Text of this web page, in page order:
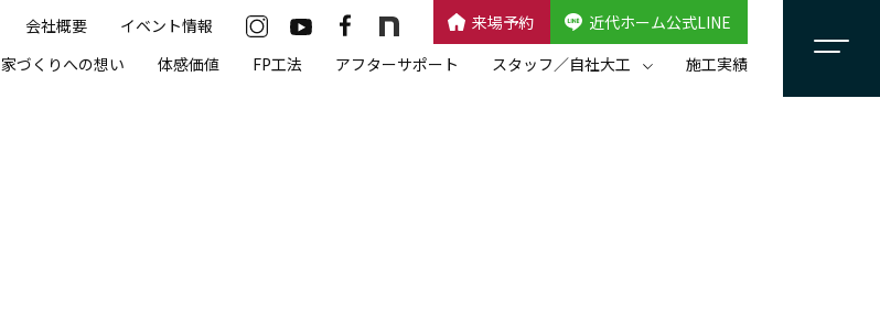
会社概要 イベント情報 来場予約
近代ホーム公式LINE
家づくりへの想い
体感価値 FP工法 アフターサポート スタッフ／自社大工 施工実績
近代ホーム公式LINE
CLOSE×